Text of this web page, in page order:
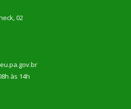
02
às 14h